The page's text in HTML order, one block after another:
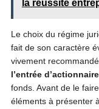
la réussite
Le choix du régime
fait de son caractère
vivement
l’entrée
fonds. Avant de le
éléments à présenter